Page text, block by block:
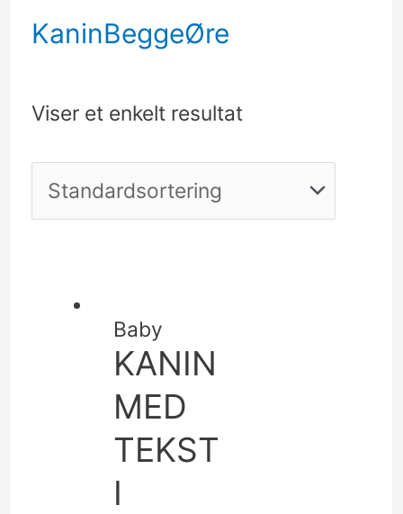
KaninBeggeØre
Viser et enkelt resultat
Baby
KANIN
MED
TEKST
I